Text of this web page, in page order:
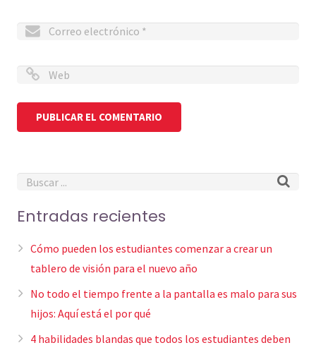
Entradas recientes
Cómo pueden los estudiantes comenzar a crear un
tablero de visión para el nuevo año
No todo el tiempo frente a la pantalla es malo para sus
hijos: Aquí está el por qué
4 habilidades blandas que todos los estudiantes deben